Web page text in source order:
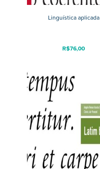
Linguística aplicada
R$76,00